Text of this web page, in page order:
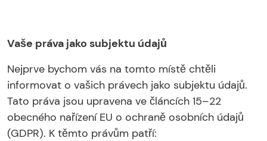
Vaše práva jako subjektu údajů
Nejprve bychom vás na tomto místě chtěli
informovat o vašich právech jako subjektu údajů.
Tato práva jsou upravena ve článcích 15–22
obecného nařízení EU o ochraně osobních údajů
(GDPR). K těmto právům patří: